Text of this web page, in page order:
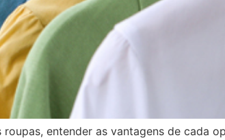
entender as vantagens de cada